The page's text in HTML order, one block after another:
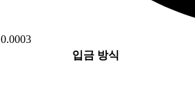
0.0003
입금 방식